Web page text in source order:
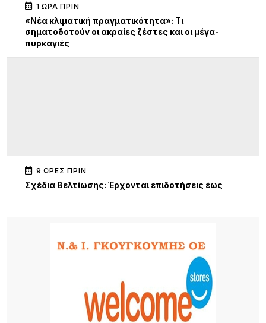
1 ΏΡΑ ΠΡΙΝ
«Νέα κλιματική πραγματικότητα»: Τι
σηματοδοτούν οι ακραίες ζέστες και οι μέγα-
πυρκαγιές
9 ΏΡΕΣ ΠΡΙΝ
Σχέδια Βελτίωσης: Έρχονται επιδοτήσεις έως
Κύκλος Ομιλιών για τα 100 χρόνια της Νέας
Κούταλης Ιστορία, προσωπικότητες και
συλλογική μνήμη 9, 10 Αυγούστου 2026 |
11 ΏΡΕΣ ΠΡΙΝ